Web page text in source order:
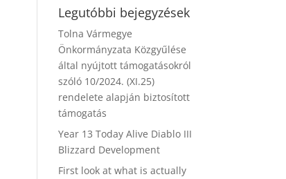
Legutóbbi bejegyzések
Tolna Vármegye
Önkormányzata Közgyűlése
által nyújtott támogatásokról
szóló 10/2024. (XI.25)
rendelete alapján biztosított
támogatás
Year 13 Today Alive Diablo III
Blizzard Development
First look at what is actually